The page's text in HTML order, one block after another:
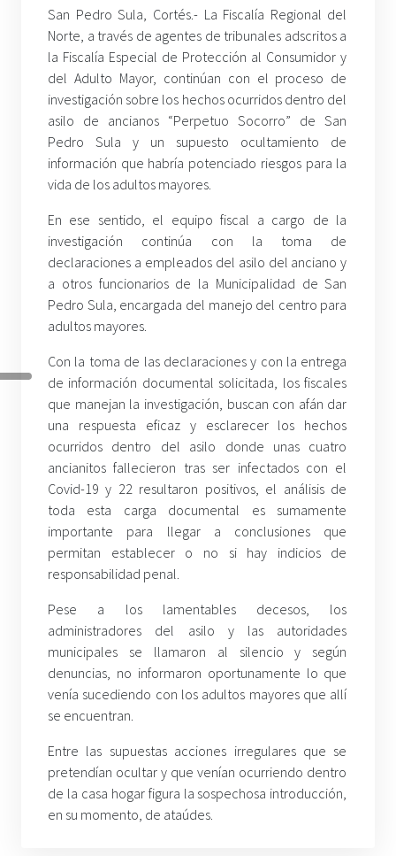
San Pedro Sula, Cortés.- La Fiscalía Regional del
Norte, a través de agentes de tribunales adscritos a
la Fiscalía Especial de Protección al Consumidor y
del Adulto Mayor, continúan con el proceso de
investigación sobre los hechos ocurridos dentro del
asilo de ancianos “Perpetuo Socorro” de San
Pedro Sula y un supuesto ocultamiento de
información que habría potenciado riesgos para la
vida de los adultos mayores.
En ese sentido, el equipo fiscal a cargo de la
investigación continúa con la toma de
declaraciones a empleados del asilo del anciano y
a otros funcionarios de la Municipalidad de San
Pedro Sula, encargada del manejo del centro para
adultos mayores.
Con la toma de las declaraciones y con la entrega
de información documental solicitada, los fiscales
que manejan la investigación, buscan con afán dar
una respuesta eficaz y esclarecer los hechos
ocurridos dentro del asilo donde unas cuatro
ancianitos fallecieron tras ser infectados con el
Covid-19 y 22 resultaron positivos, el análisis de
toda esta carga documental es sumamente
importante para llegar a conclusiones que
permitan establecer o no si hay indicios de
responsabilidad penal.
Pese a los lamentables decesos, los
administradores del asilo y las autoridades
municipales se llamaron al silencio y según
denuncias, no informaron oportunamente lo que
venía sucediendo con los adultos mayores que allí
se encuentran.
Entre las supuestas acciones irregulares que se
pretendían ocultar y que venían ocurriendo dentro
de la casa hogar figura la sospechosa introducción,
en su momento, de ataúdes.